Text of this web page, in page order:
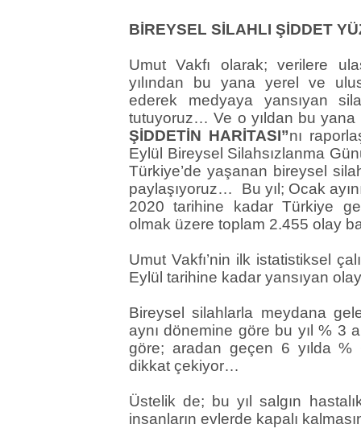
BİREYSEL SİLAHLI ŞİDDET
Umut Vakfı olarak; verilere
yılından bu yana yerel ve
ederek medyaya yansıyan
tutuyoruz… Ve o yıldan bu yana
ŞİDDETİN HARİTASI”nı
Eylül Bireysel Silahsızlanma
Türkiye’de yaşanan bireysel
paylaşıyoruz… Bu yıl; Ocak
2020 tarihine kadar Türkiye
olmak üzere toplam 2.455 olay
Umut Vakfı’nin ilk istatistiksel
Eylül tarihine kadar yansıyan
Bireysel silahlarla meydana
aynı dönemine göre bu yıl % 3
göre; aradan geçen 6 yılda %
dikkat çekiyor…
Üstelik de; bu yıl salgın
insanların evlerde kapalı